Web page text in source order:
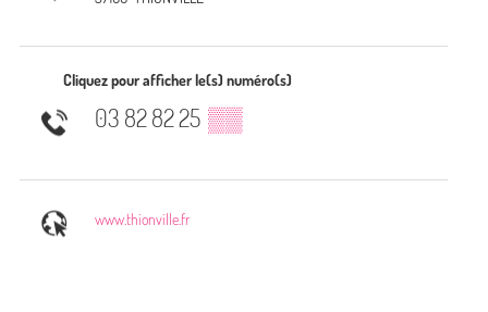
Cliquez pour afficher le(s) numéro(s)
03 82 82 25 ▒▒
www.thionville.fr